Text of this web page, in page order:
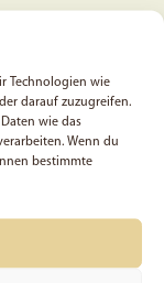
Technologien wie
darauf zuzugreifen.
wie das
Wenn du
bestimmte